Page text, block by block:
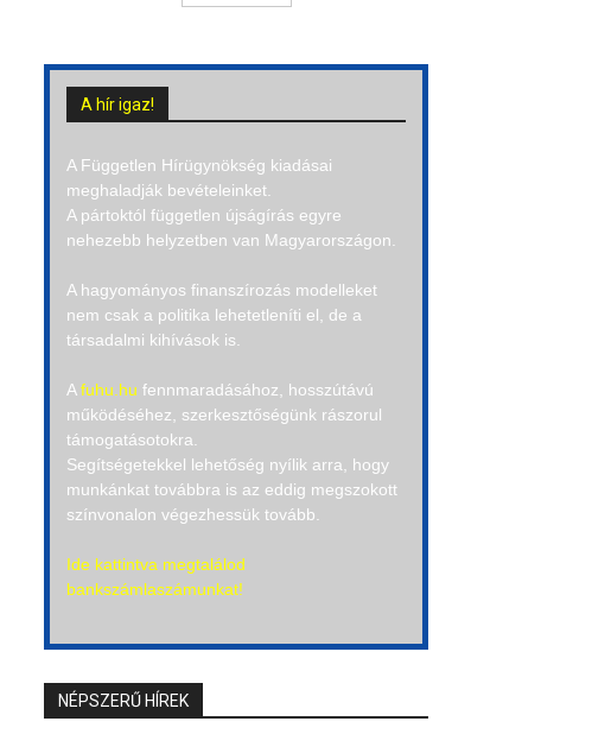
A hír igaz!
A Független Hírügynökség kiadásai
meghaladják bevételeinket.
A pártoktól független újságírás egyre
nehezebb helyzetben van Magyarországon.
A hagyományos finanszírozás modelleket
nem csak a politika lehetetleníti el, de a
társadalmi kihívások is.
Afuhu.hu fennmaradásához, hosszútávú
működéséhez, szerkesztőségünk rászorul
támogatásotokra.
Segítségetekkel lehetőség nyílik arra, hogy
munkánkat továbbra is az eddig megszokott
színvonalon végezhessük tovább.
Ide kattintva megtalálod
bankszámlaszámunkat!
NÉPSZERŰ HÍREK